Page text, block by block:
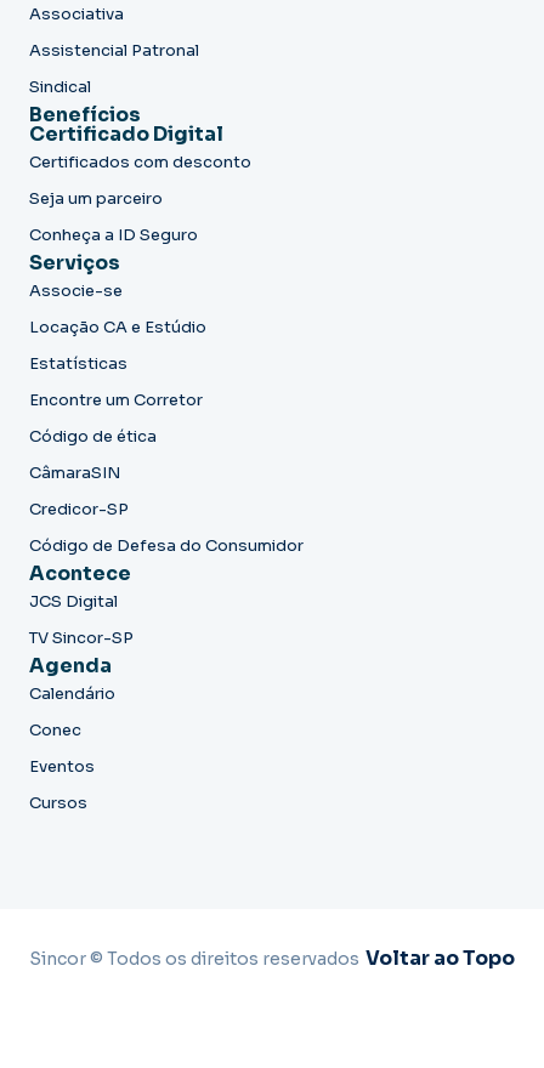
Associativa
Assistencial Patronal
Sindical
Benefícios
Certificado Digital
Certificados com desconto
Seja um parceiro
Conheça a ID Seguro
Serviços
Associe-se
Locação CA e Estúdio
Estatísticas
Encontre um Corretor
Código de ética
CâmaraSIN
Credicor-SP
Código de Defesa do Consumidor
Acontece
JCS Digital
TV Sincor-SP
Agenda
Calendário
Conec
Eventos
Cursos
Sincor © Todos os direitos reservados Voltar ao Topo